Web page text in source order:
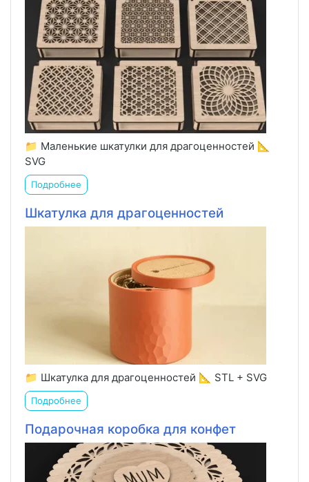
📁 Маленькие шкатулки для драгоценностей 📐
SVG
Подробнее
Шкатулка для драгоценностей
📁 Шкатулка для драгоценностей 📐 STL + SVG
Подробнее
Подарочная коробка для конфет